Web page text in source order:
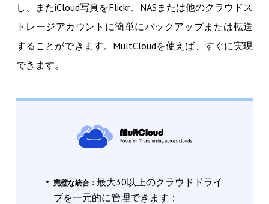
し、またiCloud写真をFlickr、NASまたは他のクラウドス
トレージアカウントに簡単にバックアップまたは転送
することができます。MultCloudを使えば、すぐに実現
できます。
完璧な統合： 最大30以上のクラウドドライ
ブを一元的に管理できます；